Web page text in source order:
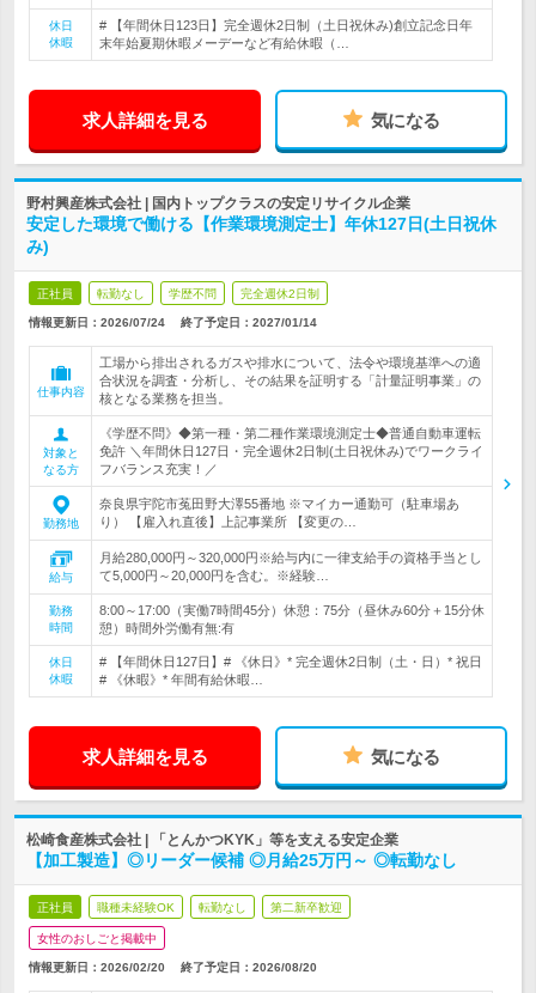
休日
休暇
# 【年間休日123日】完全週休2日制（土日祝休み)創立記念日年
末年始夏期休暇メーデーなど有給休暇（…
求人詳細を見る 気になる
野村興産株式会社 | 国内トップクラスの安定リサイクル企業
安定した環境で働ける【作業環境測定士】年休127日(土日祝休
み)
正社員 転勤なし 学歴不問 完全週休2日制
情報更新日：2026/07/24 終了予定日： 2027/01/14
仕事内容
工場から排出されるガスや排水について、法令や環境基準への適
合状況を調査・分析し、その結果を証明する「計量証明事業」の
核となる業務を担当。
対象と
なる方
《学歴不問》◆第一種・第二種作業環境測定士◆普通自動車運転
免許 ＼年間休日127日・完全週休2日制(土日祝休み)でワークライ
フバランス充実！／
勤務地
奈良県宇陀市菟田野大澤55番地 ※マイカー通勤可（駐車場あ
り） 【雇入れ直後】上記事業所 【変更の…
給与
月給280,000円～320,000円※給与内に一律支給手の資格手当とし
て5,000円～20,000円を含む。※経験…
勤務
時間
8:00～17:00（実働7時間45分）休憩：75分（昼休み60分＋15分休
憩）時間外労働有無:有
休日
休暇
# 【年間休日127日】# 《休日》* 完全週休2日制（土・日）* 祝日
# 《休暇》* 年間有給休暇…
求人詳細を見る 気になる
松崎食産株式会社 | 「とんかつKYK」等を支える安定企業
【加工製造】◎リーダー候補 ◎月給25万円～ ◎転勤なし
正社員 職種未経験OK 転勤なし 第二新卒歓迎
女性のおしごと掲載中
情報更新日：2026/02/20 終了予定日： 2026/08/20